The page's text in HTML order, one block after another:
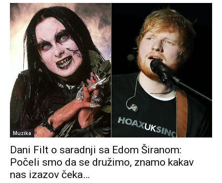
Muzika
Dani Filt o saradnji sa Edom Širanom:
Počeli smo da se družimo, znamo kakav
nas izazov čeka…